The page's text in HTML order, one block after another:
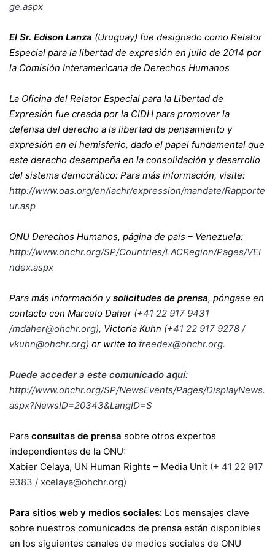
ge.aspx
El Sr. Edison Lanza (Uruguay) fue designado como Relator
Especial para la libertad de expresión en julio de 2014 por
la Comisión Interamericana de Derechos Humanos
La Oficina del Relator Especial para la Libertad de
Expresión fue creada por la CIDH para promover la
defensa del derecho a la libertad de pensamiento y
expresión en el hemisferio, dado el papel fundamental que
este derecho desempeña en la consolidación y desarrollo
del sistema democrático: Para más información, visite:
http://www.oas.org/en/iachr/expression/mandate/Rapporte
ur.asp
ONU Derechos Humanos, página de país – Venezuela:
http://www.ohchr.org/SP/Countries/LACRegion/Pages/VEI
ndex.aspx
Para más información ysolicitudes de prensa, póngase en
contacto con Marcelo Daher (+41 22 917 9431
/mdaher@ohchr.org), Victoria Kuhn (+41 22 917 9278 /
vkuhn@ohchr.org) or write to freedex@ohchr.org.
Puede acceder a este comunicado aquí:
http://www.ohchr.org/SP/NewsEvents/Pages/DisplayNews.
aspx?NewsID=20343&LangID=S
Para consultas de prensa sobre otros expertos
independientes de la ONU:
Xabier Celaya, UN Human Rights – Media Unit (+ 41 22 917
9383 / xcelaya@ohchr.org)
Para sitios web y medios sociales: Los mensajes clave
sobre nuestros comunicados de prensa están disponibles
en los siguientes canales de medios sociales de ONU